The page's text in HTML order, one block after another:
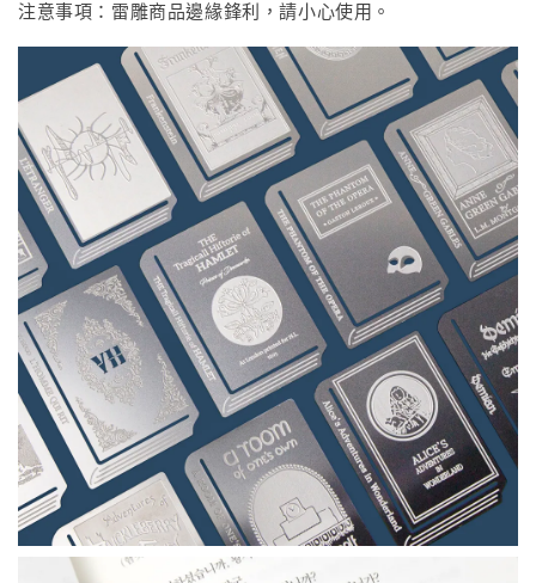
注意事項：雷雕商品邊緣鋒利，請小心使用。